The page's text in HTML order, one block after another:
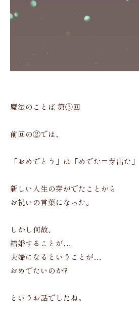
魔法のことば 第③回
前回の②では、
「おめでとう」は「めでた＝芽出た」
新しい人生の芽がでたことから
お祝いの言葉になった。
しかし何故、
結婚することが…
夫婦になるということが…
おめでたいのか!?
というお話でしたね。